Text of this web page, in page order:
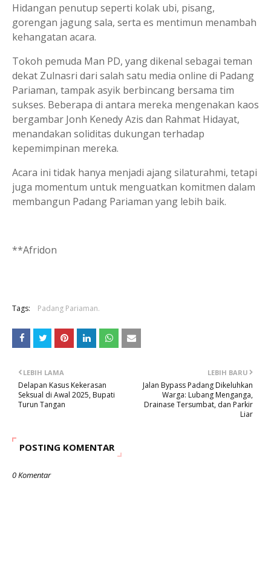
Hidangan penutup seperti kolak ubi, pisang,
gorengan jagung sala, serta es mentimun menambah
kehangatan acara.
Tokoh pemuda Man PD, yang dikenal sebagai teman
dekat Zulnasri dari salah satu media online di Padang
Pariaman, tampak asyik berbincang bersama tim
sukses. Beberapa di antara mereka mengenakan kaos
bergambar Jonh Kenedy Azis dan Rahmat Hidayat,
menandakan soliditas dukungan terhadap
kepemimpinan mereka.
Acara ini tidak hanya menjadi ajang silaturahmi, tetapi
juga momentum untuk menguatkan komitmen dalam
membangun Padang Pariaman yang lebih baik.
**Afridon
Tags: Padang Pariaman.
LEBIH BARU
Jalan Bypass Padang Dikeluhkan
Warga: Lubang Menganga,
Drainase Tersumbat, dan Parkir
Liar
LEBIH LAMA
Delapan Kasus Kekerasan
Seksual di Awal 2025, Bupati
Turun Tangan
POSTING KOMENTAR
0 Komentar